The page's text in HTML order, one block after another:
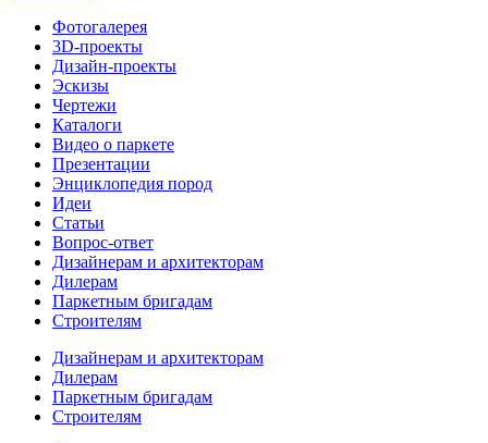
Фотогалерея
3D-проекты
Дизайн-проекты
Эскизы
Чертежи
Каталоги
Видео о паркете
Презентации
Энциклопедия пород
Идеи
Статьи
Вопрос-ответ
Дизайнерам и архитекторам
Дилерам
Паркетным бригадам
Строителям
Дизайнерам и архитекторам
Дилерам
Паркетным бригадам
Строителям